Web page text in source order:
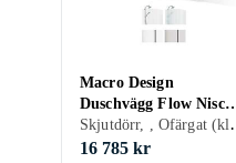
Macro Design
Duschvägg Flow Nisch
4D 165
16 785 kr